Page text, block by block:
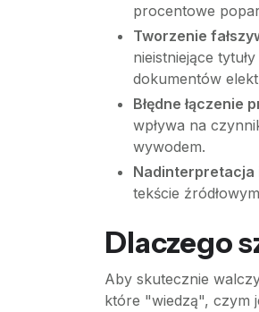
procentowe
Tworzenie
nieistniejące
dokumentów
Błędne łączenie
wpływa na
wywodem.
Nadinterpretacja
tekście
Dlaczego
Aby skutecznie
które "wiedzą", czym